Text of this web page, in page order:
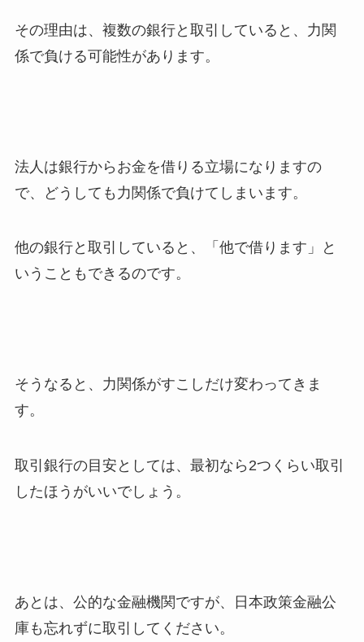
その理由は、複数の銀行と取引していると、力関
係で負ける可能性があります。
法人は銀行からお金を借りる立場になりますの
で、どうしても力関係で負けてしまいます。
他の銀行と取引していると、「他で借ります」と
いうこともできるのです。
そうなると、力関係がすこしだけ変わってきま
す。
取引銀行の目安としては、最初なら2つくらい取引
したほうがいいでしょう。
あとは、公的な金融機関ですが、日本政策金融公
庫も忘れずに取引してください。